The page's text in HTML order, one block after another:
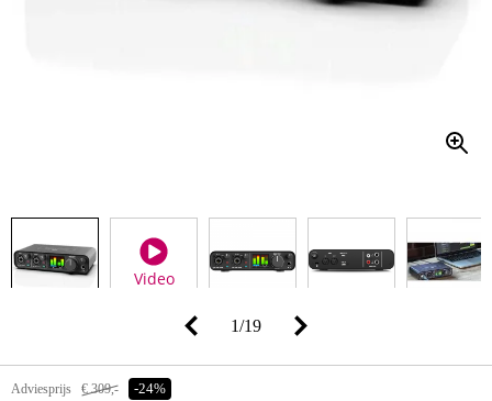
Video
1/19
Adviesprijs € 309,- -24%